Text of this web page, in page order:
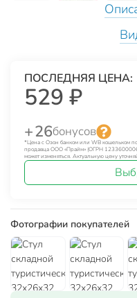
ПОСЛЕДНЯЯ ЦЕНА:
529 ₽
+ 26бонусов
*Цена с Озон банком или WB кошельком
продавца ООО «Прайм» (ОГРН
может изменяться. Актуальную цену
Фотографии покупателей